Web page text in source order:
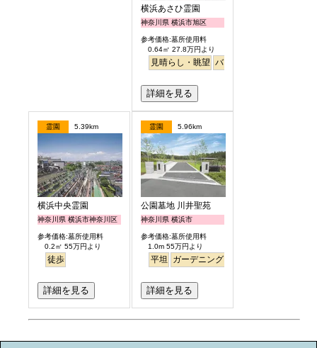
横浜あさひ霊園
神奈川県 横浜市旭区
参考価格:墓所使用料
0.64㎡ 27.8万円より
見晴らし・眺望 バリアフリー
詳細を見る
霊園 5.39km
横浜中央霊園
神奈川県 横浜市神奈川区
参考価格:墓所使用料
0.2㎡ 55万円より
徒歩
詳細を見る
霊園 5.96km
公園墓地 川井聖苑
神奈川県 横浜市
参考価格:墓所使用料
1.0m 55万円より
平坦 ガーデニング
詳細を見る